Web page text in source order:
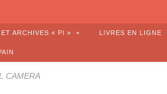
ARCHIVES « PI » LIVRES EN LIGNE
CAMERA